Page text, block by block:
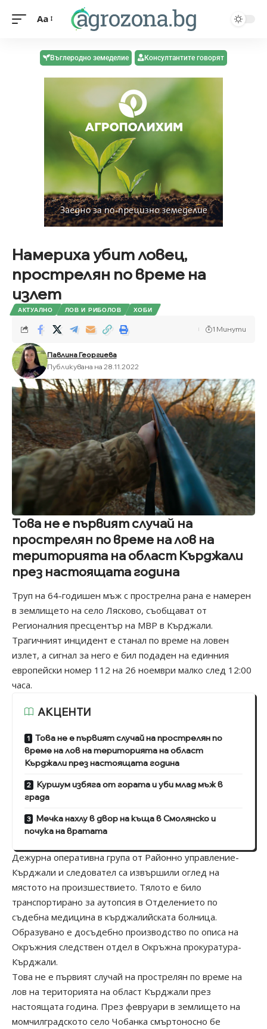
Aa
Въглеродно земеделие Консултантите говорят
Намериха убит ловец,
прострелян по време на
излет
АКТУАЛНО ЛОВ И РИБОЛОВ ХОБИ
Павлина Георгиева
Публикувана на 28.11.2022
1 Минути
Това не е първият случай на
прострелян по време на лов на
територията на област Кърджали
през настоящата година
Труп на 64-годишен мъж с прострелна рана е намерен
в землището на село Лясково, съобщават от
Регионалния пресцентър на МВР в Кърджали.
Трагичният инцидент е станал по време на ловен
излет, а сигнал за него е бил подаден на единния
европейски номер 112 на 26 ноември малко след 12:00
часа.
АКЦЕНТИ
Това не е първият случай на прострелян по
време на лов на територията на област
Кърджали през настоящата година
Куршум избяга от гората и уби млад мъж в
града
Мечка нахлу в двор на къща в Смолянско и
почука на вратата
Дежурна оперативна група от Районно управление-
Кърджали и следовател са извършили оглед на
мястото на произшествието. Тялото е било
транспортирано за аутопсия в Отделението по
съдебна медицина в кърджалийската болница.
Образувано е досъдебно производство по описа на
Окръжния следствен отдел в Окръжна прокуратура-
Кърджали.
Това не е първият случай на прострелян по време на
лов на територията на област Кърджали през
настоящата година. През февруари в землището на
момчилградското село Чобанка смъртоносно бе